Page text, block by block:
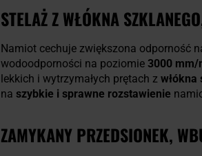
STELAŻ Z WŁÓKNA
Namiot cechuje zwiększona odporność
wodoodporności na poziomie 3000 mm/
lekkich i wytrzymałych prętach z włókna
na szybkie i sprawne rozstawienie
ZAMYKANY PRZEDSIONEK,